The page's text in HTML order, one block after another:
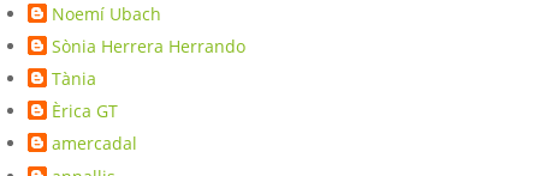
Noemí Ubach
Sònia Herrera Herrando
Tània
Èrica GT
amercadal